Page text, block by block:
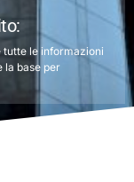
tutte le informazioni
la base per